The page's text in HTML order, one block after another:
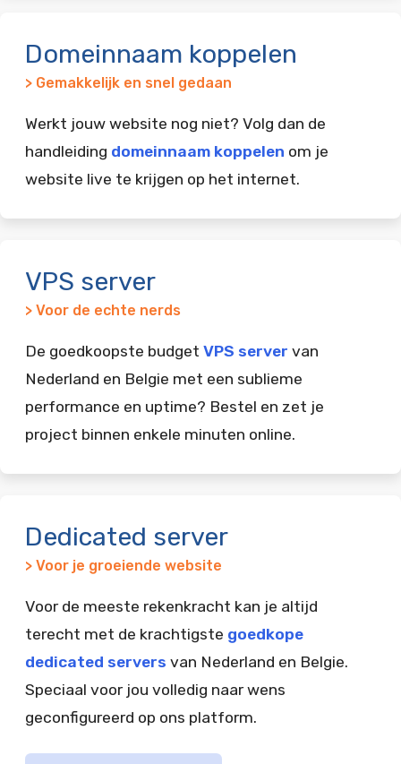
Domeinnaam koppelen
> Gemakkelijk en snel gedaan
Werkt jouw website nog niet? Volg dan de
handleiding domeinnaam koppelen om je
website live te krijgen op het internet.
VPS server
> Voor de echte nerds
De goedkoopste budget VPS server van
Nederland en Belgie met een sublieme
performance en uptime? Bestel en zet je
project binnen enkele minuten online.
Dedicated server
> Voor je groeiende website
Voor de meeste rekenkracht kan je altijd
terecht met de krachtigste goedkope
dedicated servers van Nederland en Belgie.
Speciaal voor jou volledig naar wens
geconfigureerd op ons platform.